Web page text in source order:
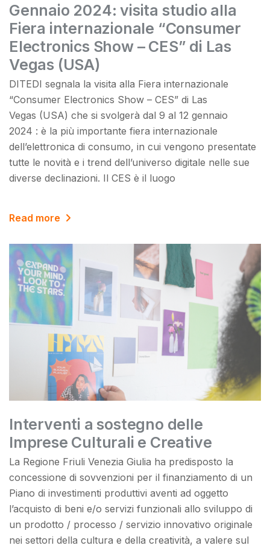
Gennaio 2024: visita studio alla
Fiera internazionale “Consumer
Electronics Show – CES” di Las
Vegas (USA)
DITEDI segnala la visita alla Fiera internazionale
“Consumer Electronics Show – CES” di Las
Vegas (USA) che si svolgerà dal 9 al 12 gennaio
2024 : è la più importante fiera internazionale
dell’elettronica di consumo, in cui vengono presentate
tutte le novità e i trend dell’universo digitale nelle sue
diverse declinazioni. Il CES è il luogo
Read more
Interventi a sostegno delle
Imprese Culturali e Creative
La Regione Friuli Venezia Giulia ha predisposto la
concessione di sovvenzioni per il finanziamento di un
Piano di investimenti produttivi aventi ad oggetto
l’acquisto di beni e/o servizi funzionali allo sviluppo di
un prodotto / processo / servizio innovativo originale
nei settori della cultura e della creatività, a valere sul